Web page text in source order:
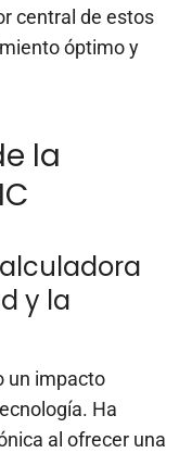
central de estos
óptimo y
la
y la
un impacto
Ha
al ofrecer una